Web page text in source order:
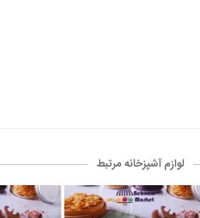
لوازم آشپزخانه مرتبط